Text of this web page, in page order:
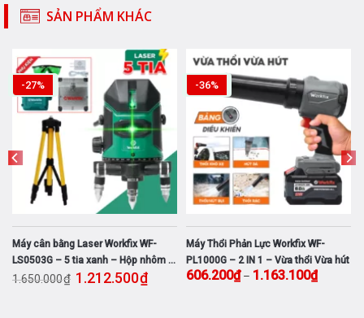
này
có
biến
thể.
Các
tùy
thể
được
chọn
trang
sản
phẩm
biến
thể.
Các
tùy
chọn
có
thể
được
chọn
trang
sản
phẩm
SẢN PHẨM KHÁC
giá: từ 1.454.100₫ đến 2.812.100₫
-27%
Máy cân bằng Laser Workfix WF-
LS0503G – 5 tia xanh – Hộp nhôm –
Kèm chân
1.650.000₫ Giá gốc là: 1.650.000₫.
1.212.500₫Giá hiện tại là: 1.212.500₫.
-36%
Máy Thổi Phản Lực Workfix WF-
PL1000G – 2 IN 1 – Vừa thổi Vừa hút
606.200₫ – 1.163.100₫Khoảng